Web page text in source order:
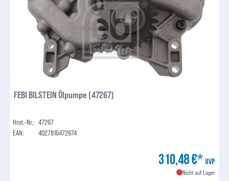
FEBI BILSTEIN Ölpumpe (47267)
Hrst.-Nr.: 47267
EAN:
4027816472674
310,48 €* UVP
Nicht auf Lager